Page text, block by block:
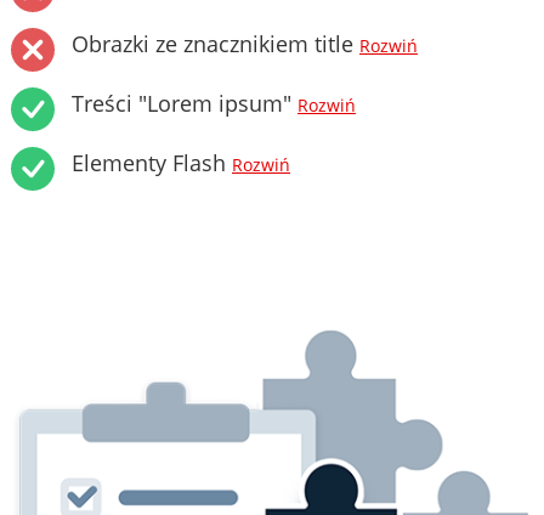
Obrazki ze znacznikiem title Rozwiń
Treści "Lorem ipsum" Rozwiń
Elementy Flash Rozwiń